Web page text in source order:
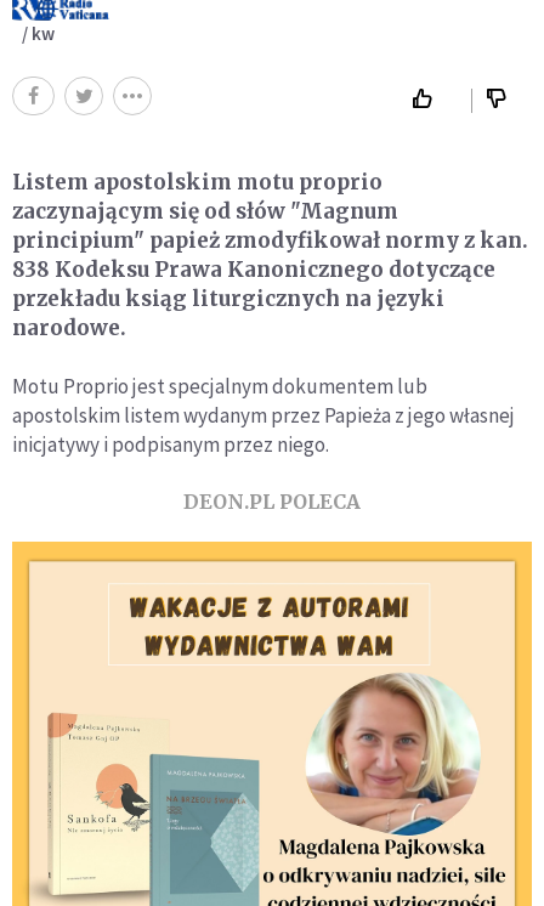
/ kw
Listem apostolskim motu proprio
zaczynającym się od słów "Magnum
principium" papież zmodyfikował normy z kan.
838 Kodeksu Prawa Kanonicznego dotyczące
przekładu ksiąg liturgicznych na języki
narodowe.
Motu Proprio jest specjalnym dokumentem lub
apostolskim listem wydanym przez Papieża z jego własnej
inicjatywy i podpisanym przez niego.
DEON.PL POLECA